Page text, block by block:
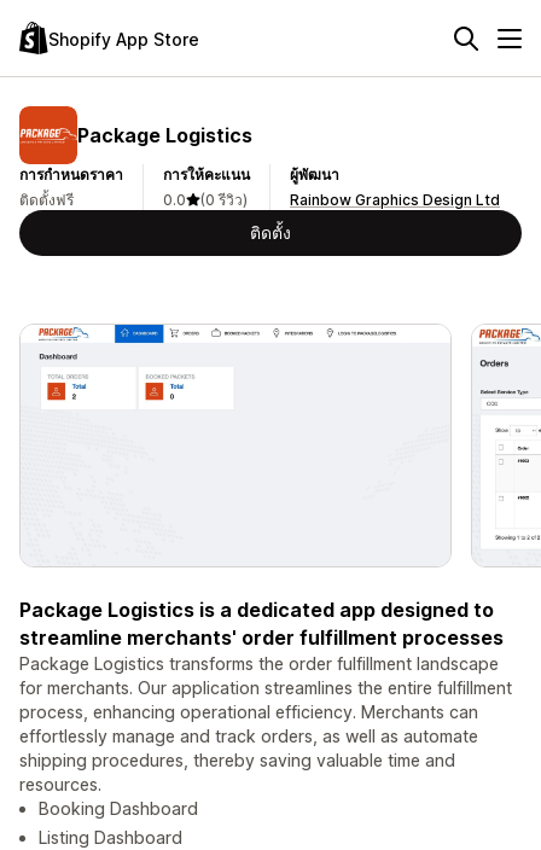
Shopify App Store
Package Logistics
การกำหนดราคา
ติดตั้งฟรี
การให้คะแนน
0.0
(0 รีวิว)
ผู้พัฒนา
Rainbow Graphics Design Ltd
ติดตั้ง
Package Logistics is a dedicated app designed to
streamline merchants' order fulfillment processes
Package Logistics transforms the order fulfillment landscape
for merchants. Our application streamlines the entire fulfillment
process, enhancing operational efficiency. Merchants can
effortlessly manage and track orders, as well as automate
shipping procedures, thereby saving valuable time and
resources.
Booking Dashboard
Listing Dashboard